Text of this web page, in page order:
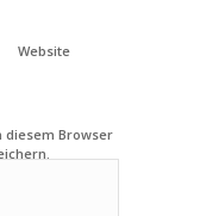
Website
diesem Browser